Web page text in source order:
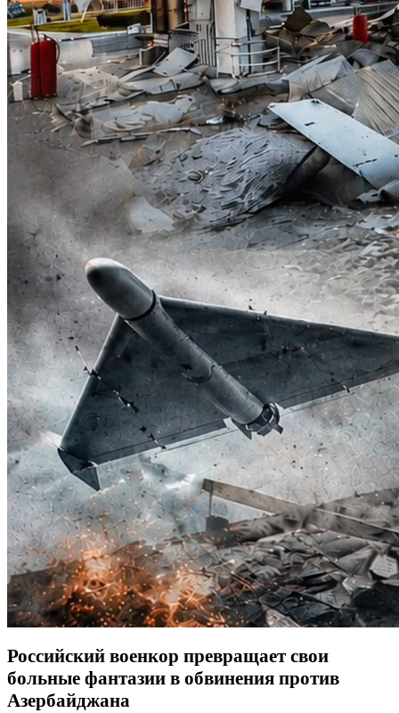
Российский военкор превращает свои
больные фантазии в обвинения против
Азербайджана